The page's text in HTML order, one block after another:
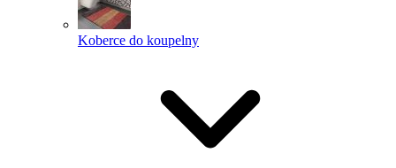
Koberce do koupelny